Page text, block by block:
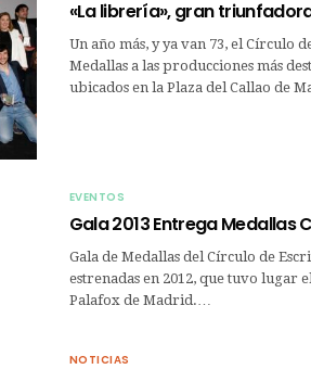
«La librería», gran
Un año más, y ya van 73, el Círculo
Medallas a las producciones más
ubicados en la Plaza del Callao de
EVENTOS
Gala 2013 Entrega Medallas
Gala de Medallas del Círculo de
estrenadas en 2012, que tuvo lugar
Palafox de Madrid.…
NOTICIAS